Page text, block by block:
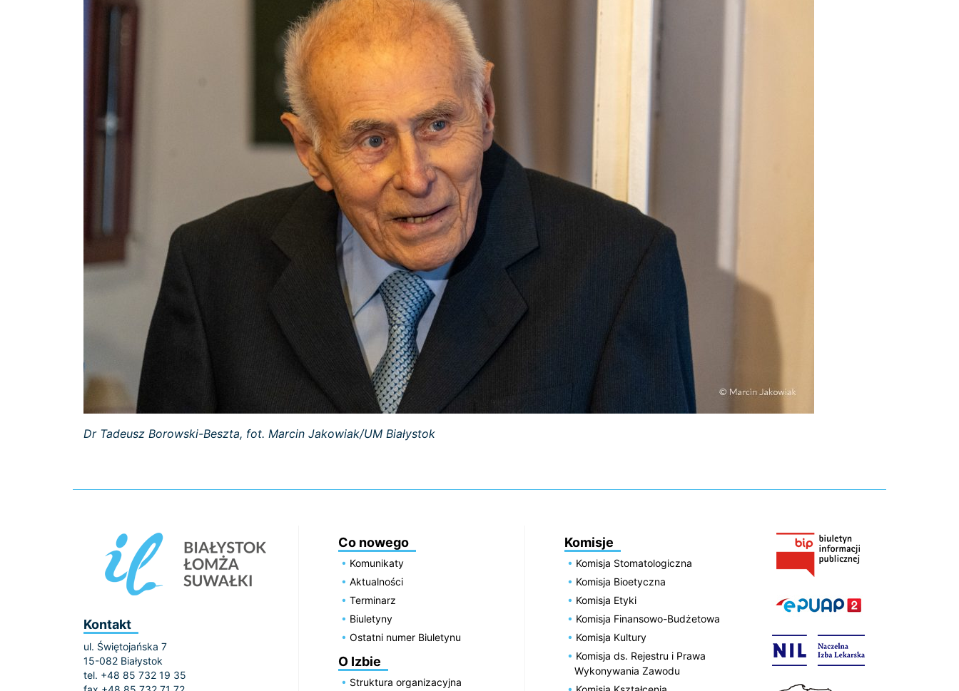
Dr Tadeusz Borowski-Beszta, fot. Marcin Jakowiak/UM Białystok
Kontakt
ul. Świętojańska 7
15-082 Białystok
tel. +48 85 732 19 35
Co nowego
Komunikaty
Aktualności
Terminarz
Biuletyny
Ostatni numer Biuletynu
O Izbie
Struktura organizacyjna
Komisje
Komisja Stomatologiczna
Komisja Bioetyczna
Komisja Etyki
Komisja Finansowo-Budżetowa
Komisja Kultury
Komisja ds. Rejestru i Prawa
Wykonywania Zawodu